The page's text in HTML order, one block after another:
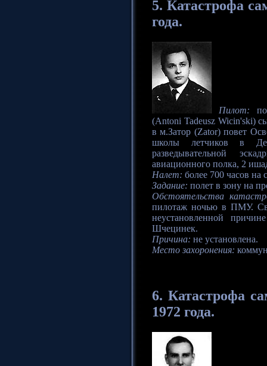
5. Катастрофа
года.
Пилот:
(Antoni Tadeusz Wicin'ski)
в м.Затор (Zator) повет
школы летчиков в
разведывательной
авиационного полка, 2
Налет: более 700 часов
Задание: полет в зону на
Обстоятельства
пилотаж ночью в ПМУ.
неустановленной
Шчецинек.
Причина: не установлена.
Место захоронения:
6.Катастрофа
1972 года.